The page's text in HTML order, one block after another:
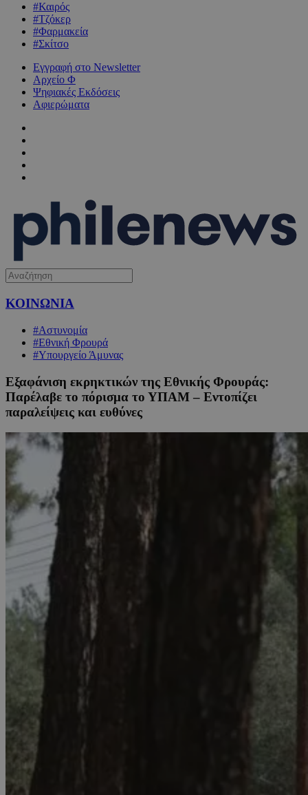
#Καιρός
#Τζόκερ
#Φαρμακεία
#Σκίτσο
Εγγραφή στο Newsletter
Αρχείο Φ
Ψηφιακές Εκδόσεις
Αφιερώματα
ΚΟΙΝΩΝΙΑ
#Αστυνομία
#Εθνική Φρουρά
#Υπουργείο Άμυνας
Εξαφάνιση εκρηκτικών της Εθνικής Φρουράς:
Παρέλαβε το πόρισμα το ΥΠΑΜ – Εντοπίζει
παραλείψεις και ευθύνες